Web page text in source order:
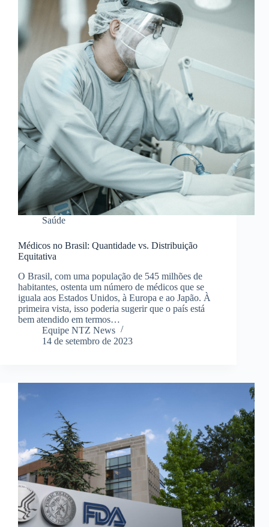
Saúde
Médicos no Brasil: Quantidade vs. Distribuição
Equitativa
O Brasil, com uma população de 545 milhões de
habitantes, ostenta um número de médicos que se
iguala aos Estados Unidos, à Europa e ao Japão. À
primeira vista, isso poderia sugerir que o país está
bem atendido em termos…
Equipe NTZ News
14 de setembro de 2023